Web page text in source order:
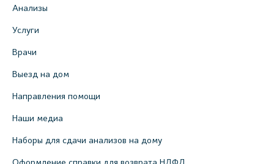
Анализы
Услуги
Врачи
Выезд на дом
Направления помощи
Наши медиа
Наборы для сдачи анализов на дому